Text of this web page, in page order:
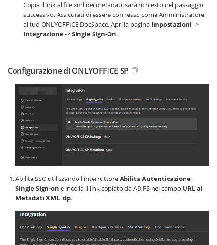
Copia il link al file xml dei metadati: sarà richiesto nel passaggio
successivo. Assicurati di essere connesso come Amministratore
al tuo ONLYOFFICE DocSpace. Apri la pagina Impostazioni ->
Integrazione->Single Sign-On.
Configurazione di ONLYOFFICE SP
Abilita SSO utilizzando l'interruttoreAbilita Autenticazione
Single Sign-on e incolla il link copiato da AD FS nel campo URL ai
Metadati XML Idp.